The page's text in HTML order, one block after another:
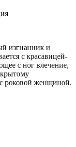
изгнанник и
с красавицей-
с ног влечение,
роковой женщиной.